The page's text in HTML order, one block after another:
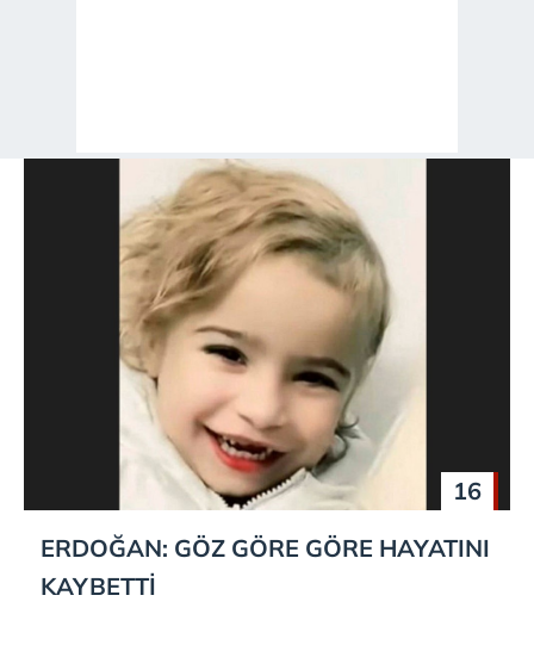
16
ERDOĞAN: GÖZ GÖRE GÖRE HAYATINI
KAYBETTİ